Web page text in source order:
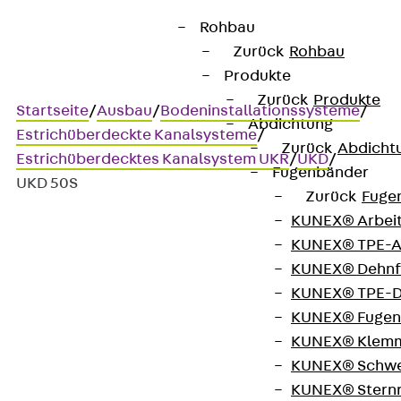
Rohbau
Zurück Rohbau
Produkte
Zurück Produkte
Abdichtung
Zurück
Fugenbänder
Zurück
KUNEX®
KUNEX®
KUNEX®
KUNEX®
KUNEX®
KUNEX®
KUNEX®
KUNEX®
Startseite/Ausbau/Bodeninstallationssysteme/
Estrichüberdeckte Kanalsysteme/
Estrichüberdecktes Kanalsystem UKR/UKD/
UKD 50S
Kabelkanal Blinddeckel